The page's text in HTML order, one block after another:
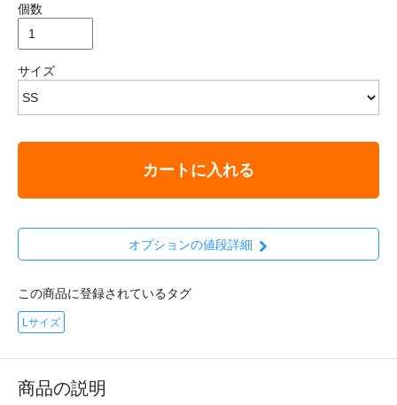
個数
サイズ
カートに入れる
オプションの値段詳細
この商品に登録されているタグ
Lサイズ
商品の説明